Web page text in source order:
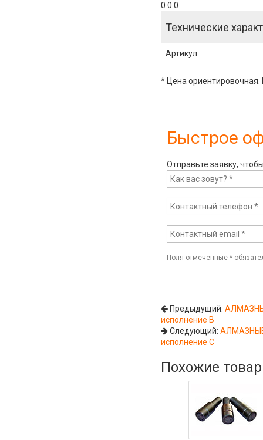
0 0 0
Технические
Артикул:
* Цена ориентировочная.
Быстрое
Отправьте заявку,
Поля отмеченные*
Предыдущий:
исполнение В
Следующий:АЛМАЗНЫЕ
исполнение С
Похожие